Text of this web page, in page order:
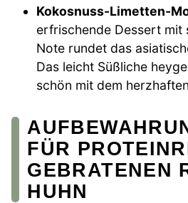
Kokosnuss-Limetten-
erfrischende Dessert mit
Note rundet das
Das leicht Süßliche
schön mit dem
FÜR
GEBRATENEN
HUHN